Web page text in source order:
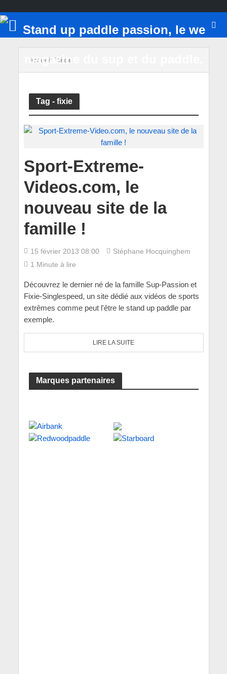
Accueil/ fixie
Tag - fixie
Sport-Extreme-
Videos.com, le
nouveau site de la
famille !
15 février 2013 08:00
Stéphane Hocquinghem
1 Minute à lire
Découvrez le dernier né de la famille Sup-Passion et
Fixie-Singlespeed, un site dédié aux vidéos de sports
extrêmes comme peut l'être le stand up paddle par
exemple.
LIRE LA SUITE
Marques partenaires